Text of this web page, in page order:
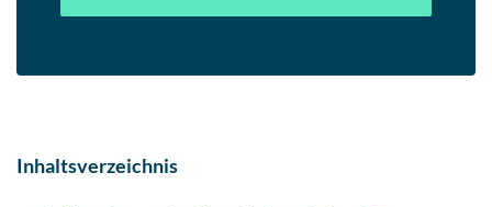
Inhaltsverzeichnis